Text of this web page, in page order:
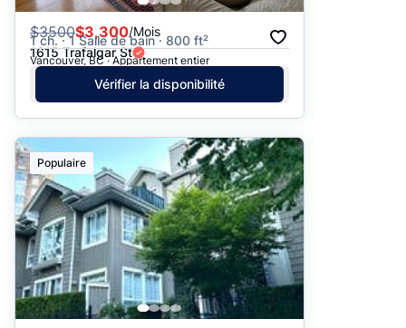
$3500$3,300/Mois
1 ch. · 1 Salle de bain · 800 ft²
1615 Trafalgar St
Vancouver, BC · Appartement entier
Vérifier la disponibilité
Populaire